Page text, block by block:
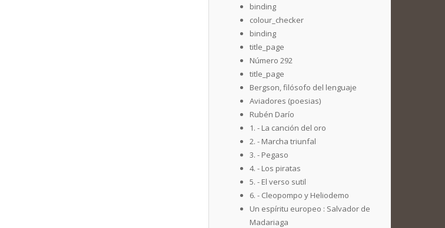
binding
colour_checker
binding
title_page
Número 292
title_page
Bergson, filósofo del lenguaje
Aviadores (poesias)
Rubén Darío
1. - La canción del oro
2. - Marcha triunfal
3. - Pegaso
4. - Los piratas
5. - El verso sutil
6. - Cleopompo y Heliodemo
Un espíritu europeo : Salvador de
Madariaga